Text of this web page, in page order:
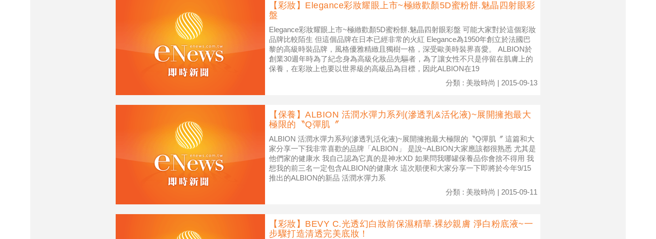
【彩妝】Elegance彩妝耀眼上市~極緻歡顏5D蜜粉餅.魅晶四射眼彩
盤
Elegance彩妝耀眼上市~極緻歡顏5D蜜粉餅.魅晶四射眼彩盤 可能大家對於這個彩妝
品牌比較陌生 但這個品牌在日本已經非常的火紅 Elegance為1950年創立於法國巴
黎的高級時裝品牌，風格優雅精緻且獨樹一格，深受歐美時裝界喜愛。 ALBION於
創業30週年時為了紀念身為高級化妝品先驅者，為了讓女性不只是停留在肌膚上的
保養，在彩妝上也要以世界級的高級品為目標，因此ALBION在19
分類 : 美妝時尚 | 2015-09-13
【保養】ALBION 活潤水彈力系列(滲透乳&活化液)~展開擁抱最大
極限的〝Q彈肌〞
ALBION 活潤水彈力系列(滲透乳活化液)~展開擁抱最大極限的〝Q彈肌〞 這篇和大
家分享一下我非常喜歡的品牌「ALBION」 是說~ALBION大家應該都很熟悉 尤其是
他們家的健康水 我自己認為它真的是神水XD 如果問我哪罐保養品你會捨不得用 我
想我的前三名一定包含ALBION的健康水 這次順便和大家分享一下即將於今年9/15
推出的ALBION的新品 活潤水彈力系
分類 : 美妝時尚 | 2015-09-11
【彩妝】BEVY C.光透幻白妝前保濕精華.裸紗親膚 淨白粉底液~一
步驟打造清透完美底妝！